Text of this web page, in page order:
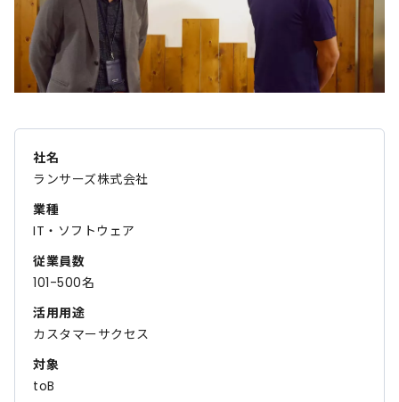
社名
ランサーズ株式会社
業種
IT・ソフトウェア
従業員数
101-500名
活用用途
カスタマーサクセス
対象
toB